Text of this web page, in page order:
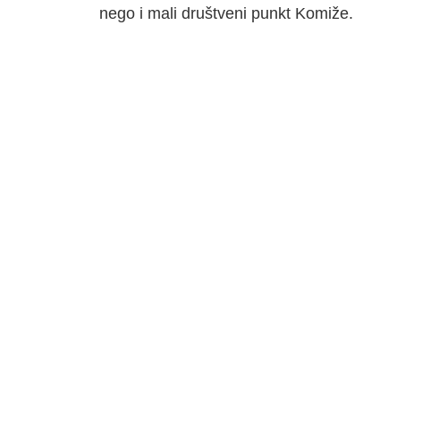
nego i mali društveni punkt Komiže.